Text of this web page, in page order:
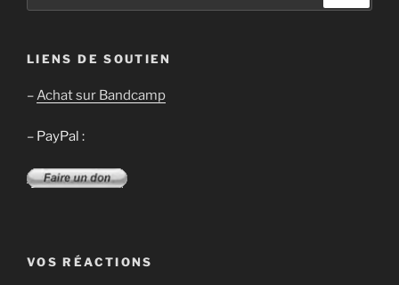
LIENS DE SOUTIEN
– Achat sur Bandcamp
– PayPal :
VOS RÉACTIONS